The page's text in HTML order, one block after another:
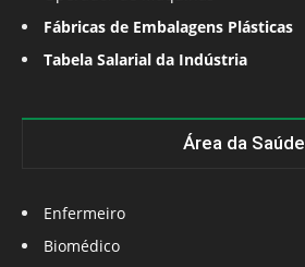
Fábricas de Embalagens Plásticas
Tabela Salarial da Indústria
Área da Saúde
Enfermeiro
Biomédico